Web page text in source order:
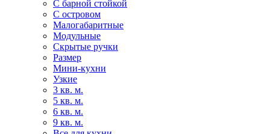
С барной стойкой
С островом
Малогабаритные
Модульные
Скрытые ручки
Размер
Мини-кухни
Узкие
3 кв. м.
5 кв. м.
6 кв. м.
9 кв. м.